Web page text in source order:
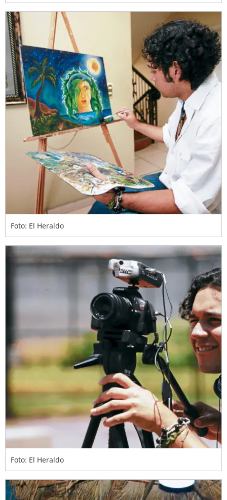
Foto: El Heraldo
Foto: El Heraldo